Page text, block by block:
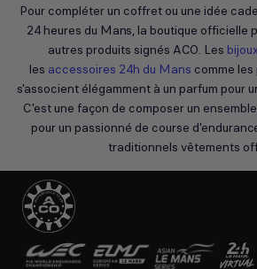
Pour compléter un coffret ou une idée
24 heures du Mans, la boutique officielle
autres produits signés ACO. Les
les accessoires 24h du Mans comme
s'associent élégamment à un parfum pour
C'est une façon de composer un
pour un passionné de course
traditionnels vêtements